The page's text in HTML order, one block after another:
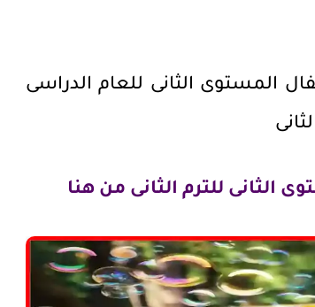
المستوى الثانى للعام الدراسى
الثانى للترم الثانى من هنا